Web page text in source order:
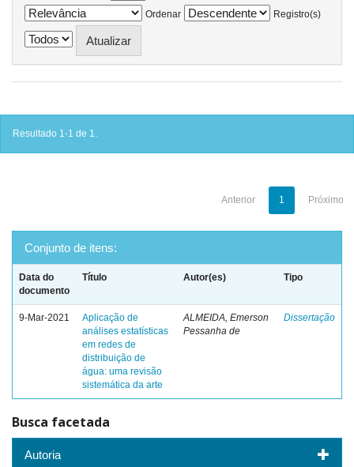
Ordenar
Registro(s)
Resultado 1-1 de 1.
Anterior 1 Próximo
Conjunto de itens:
Data do
documento
Título Autor(es) Tipo
9-Mar-2021
Aplicação de
análises estatísticas
em redes de
distribuição de
água: uma revisão
sistemática da arte
ALMEIDA, Emerson
Pessanha de
Dissertação
Busca facetada
Autoria